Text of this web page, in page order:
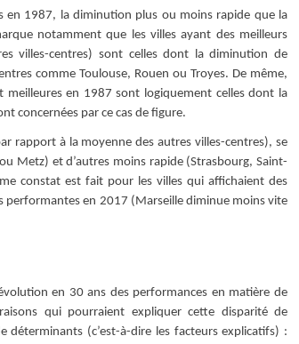
en 1987, la diminution plus ou moins rapide que la
notamment que les villes ayant des meilleurs
villes-centres) sont celles dont la diminution de
comme Toulouse, Rouen ou Troyes. De même,
meilleures en 1987 sont logiquement celles dont la
concernées par ce cas de figure.
rapport à la moyenne des autres villes-centres), se
Metz) et d’autres moins rapide (Strasbourg, Saint-
constat est fait pour les villes qui affichaient des
performantes en 2017 (Marseille diminue moins vite
en 30 ans des performances en matière de
qui pourraient expliquer cette disparité de
déterminants (c’est-à-dire les facteurs explicatifs) :